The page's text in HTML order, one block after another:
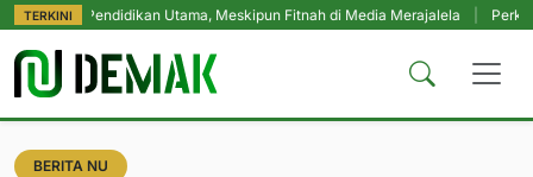
TERKINI
Pendidikan Utama, Meskipun Fitnah di Media Merajalela | Perkuat
BERITA NU